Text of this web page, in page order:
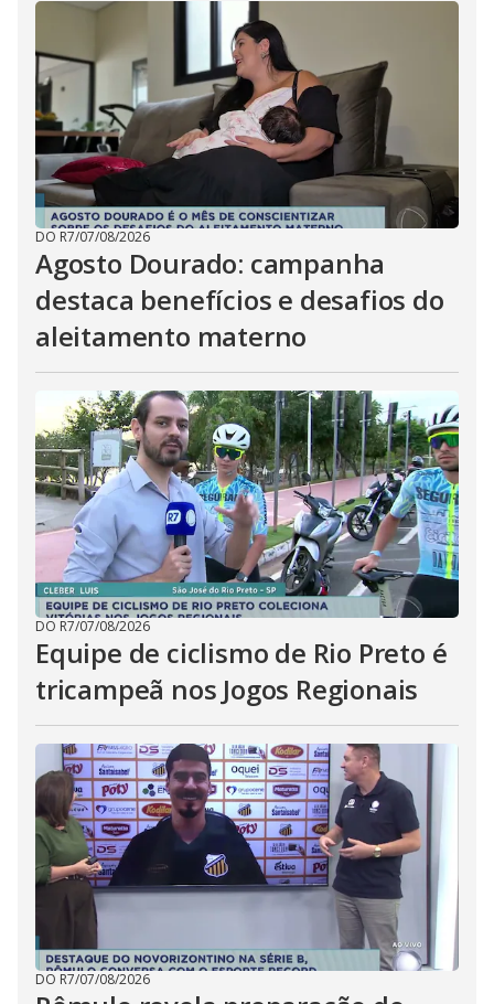
DO R7/07/08/2026
Agosto Dourado: campanha
destaca benefícios e desafios do
aleitamento materno
DO R7/07/08/2026
Equipe de ciclismo de Rio Preto é
tricampeã nos Jogos Regionais
DO R7/07/08/2026